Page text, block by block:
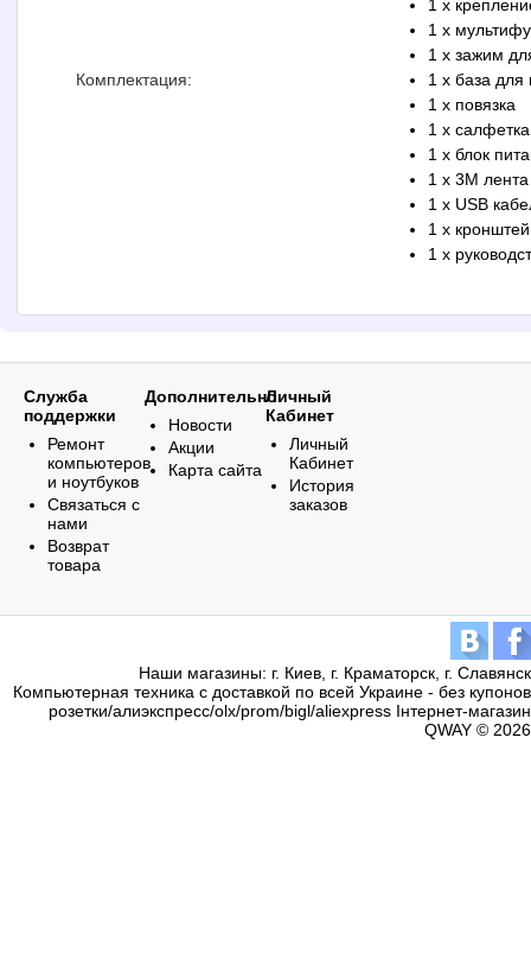
Комплектация:
1 x
1 x
1 x зажим
1 x база
1 x повязка
1 x
1 x блок
1 x 3M лента
1 x USB
1 x
1 x
Служба
поддержки
Ремонт
компьютеров
и ноутбуков
Связаться с
нами
Возврат
товара
Дополнительно
Новости
Акции
Карта сайта
Личный
Кабинет
Личный
Кабинет
История
заказов
Наши магазины: г. Киев, г. Краматорск, г. Славянск
Компьютерная техника с доставкой по всей Украине - без купонов
розетки/алиэкспресс/olx/prom/bigl/aliexpress Інтернет-магазин
QWAY © 2026